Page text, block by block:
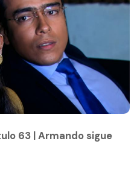
63 | Armando sigue